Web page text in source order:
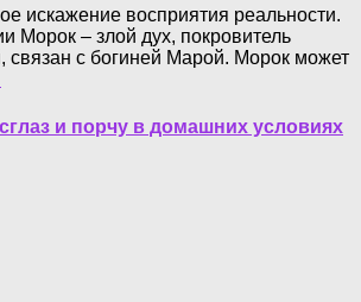
искажение восприятия реальности.
Морок – злой дух, покровитель
связан с богиней Марой. Морок может
сглаз и порчу в домашних условиях